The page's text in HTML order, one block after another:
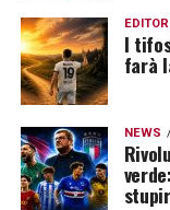
I
farà
NEWS